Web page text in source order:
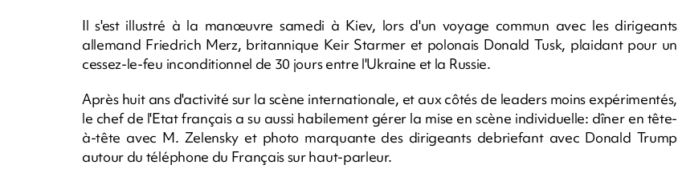
Il s'est illustré à la manœuvre samedi à Kiev, lors d'un voyage commun avec les dirigeants
allemand Friedrich Merz, britannique Keir Starmer et polonais Donald Tusk, plaidant pour un
cessez-le-feu inconditionnel de 30 jours entre l'Ukraine et la Russie.
Après huit ans d'activité sur la scène internationale, et aux côtés de leaders moins expérimentés,
le chef de l'Etat français a su aussi habilement gérer la mise en scène individuelle: dîner en tête-
à-tête avec M. Zelensky et photo marquante des dirigeants debriefant avec Donald Trump
autour du téléphone du Français sur haut-parleur.